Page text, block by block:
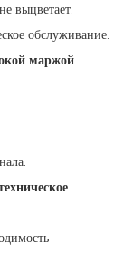
выцветает.
обслуживание.
маржой